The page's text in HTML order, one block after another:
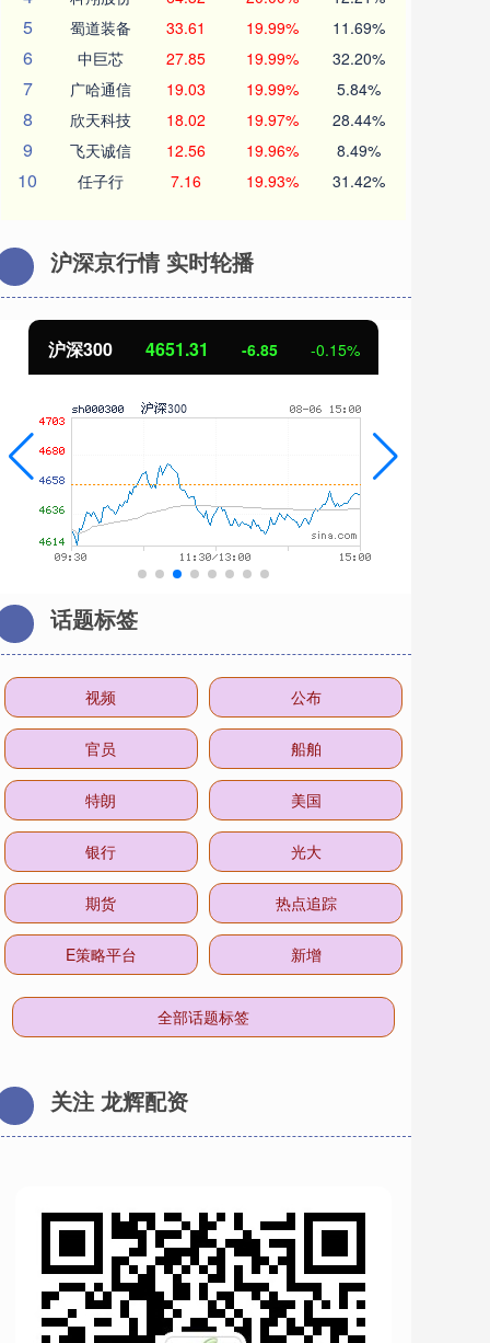
5 蜀道装备 33.61 19.99% 11.69%
6 中巨芯 27.85 19.99% 32.20%
7 广哈通信 19.03 19.99% 5.84%
8 欣天科技 18.02 19.97% 28.44%
9 飞天诚信 12.56 19.96% 8.49%
10 任子行 7.16 19.93% 31.42%
沪深京行情 实时轮播
沪深300 4651.31 -6.85 -0.15%
话题标签
视频 公布
官员 船舶
特朗 美国
银行 光大
期货 热点追踪
E策略平台 新增
全部话题标签
关注 龙辉配资